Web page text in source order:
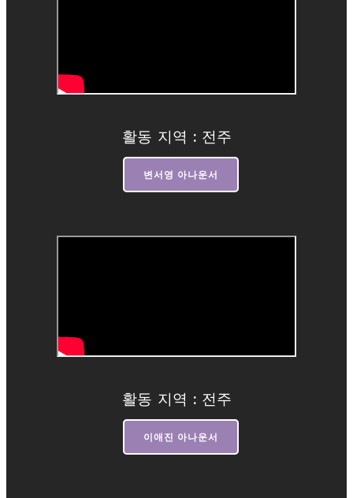
활동 지역 : 전주
변서영 아나운서
활동 지역 : 전주
이애진 아나운서